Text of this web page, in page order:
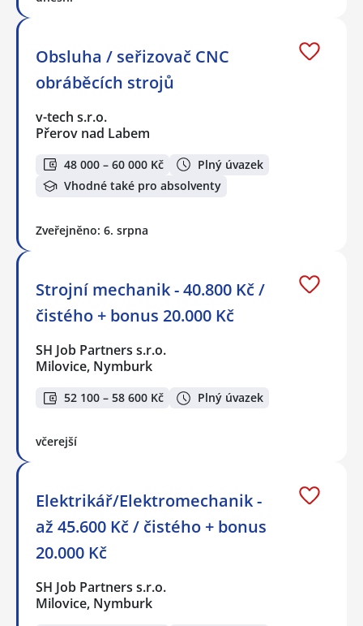
Obsluha / seřizovač CNC
obráběcích strojů
v-tech s.r.o.
Přerov nad Labem
48 000 – 60 000 Kč
Plný úvazek
Vhodné také pro absolventy
Zveřejněno: 6. srpna
Strojní mechanik - 40.800 Kč /
čistého + bonus 20.000 Kč
SH Job Partners s.r.o.
Milovice, Nymburk
52 100 – 58 600 Kč Plný úvazek
včerejší
Elektrikář/Elektromechanik -
až 45.600 Kč / čistého + bonus
20.000 Kč
SH Job Partners s.r.o.
Milovice, Nymburk